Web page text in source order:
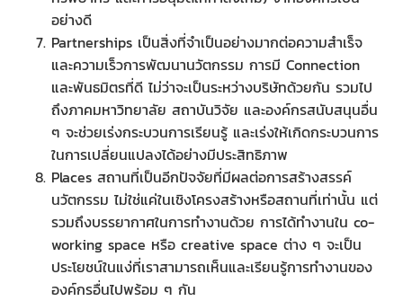
อย่างดี
Partnerships เป็นสิ่งที่จำเป็นอย่างมากต่อความสำเร็จ
และความเร็วการพัฒนานวัตกรรม การมี Connection
และพันธมิตรที่ดี ไม่ว่าจะเป็นระหว่างบริษัทด้วยกัน รวมไป
ถึงภาคมหาวิทยาลัย สถาบันวิจัย และองค์กรสนับสนุนอื่น
ๆ จะช่วยเร่งกระบวนการเรียนรู้ และเร่งให้เกิดกระบวนการ
ในการเปลี่ยนแปลงได้อย่างมีประสิทธิภาพ
Places สถานที่เป็นอีกปัจจัยที่มีผลต่อการสร้างสรรค์
นวัตกรรม ไม่ใช่แค่ในเชิงโครงสร้างหรือสถานที่เท่านั้น แต่
รวมถึงบรรยากาศในการทำงานด้วย การได้ทำงานใน co-
working space หรือ creative space ต่าง ๆ จะเป็น
ประโยชน์ในแง่ที่เราสามารถเห็นและเรียนรู้การทำงานของ
องค์กรอื่นไปพร้อม ๆ กัน